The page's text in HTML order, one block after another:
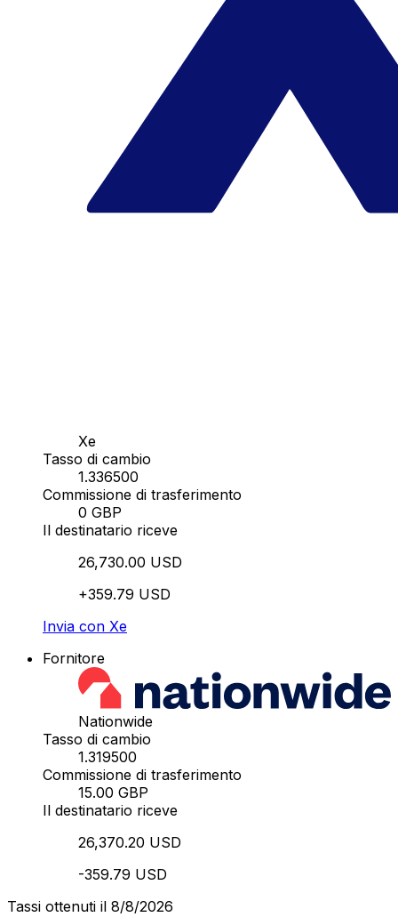
Xe
Tasso di cambio
1.336500
Commissione di trasferimento
0 GBP
Il destinatario riceve
26,730.00 USD
+359.79 USD
Invia con Xe
Fornitore
Nationwide
Tasso di cambio
1.319500
Commissione di trasferimento
15.00 GBP
Il destinatario riceve
26,370.20 USD
-359.79 USD
Tassi ottenuti il 8/8/2026